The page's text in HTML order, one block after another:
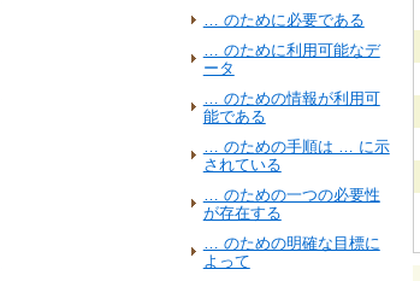
… のために必要である
… のために利用可能なデ
ータ
… のための情報が利用可
能である
… のための手順は … に示
されている
… のための一つの必要性
が存在する
… のための明確な目標に
よって